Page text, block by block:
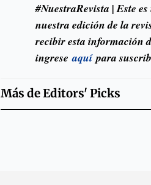
#NuestraRevista | Este
nuestra edición de la
recibir esta información
ingreseaquípara
Más deEditors' Picks